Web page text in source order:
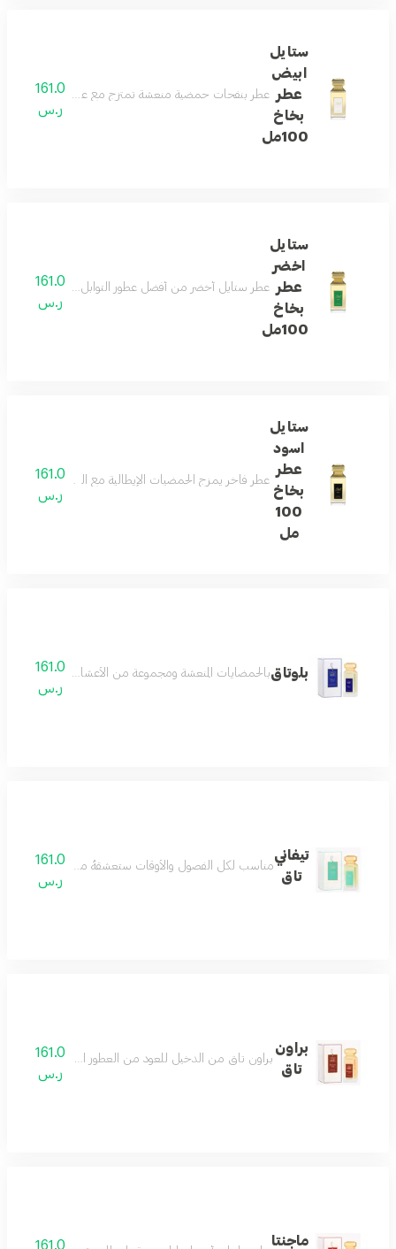
ستايل
ابيض
عطر
بخاخ
100مل
عطر بنفحات حمضية منعشة تمتزج مع عبير الأزهار الراقية
161.0
ر.س
ستايل
اخضر
عطر
بخاخ
100مل
عطر ستايل أخضر من أفضل عطور التوابل الممزوجه بالأزهار والمسك عالية الثيات ومنعشة الرائحة تأتيكم من الدخيل
161.0
ر.س
ستايل
اسود
عطر
بخاخ
100
مل
عطر فاخر يمزج الحمضيات الإيطالية مع التوابل الناعمة
161.0
ر.س
بلوتاقبالحمضايات المنعشة ومجموعة من الأعشاب العطريه حيث يعتبر من العطور العصريه الشرقيه التي تمنحك إطلالهُ
161.0
ر.س
تيفاني
تاق
مناسب لكل الفصول والأوقات ستعشقهُ من أول بخة مقدمة
161.0
ر.س
براون
تاق
براون تاق من الدخيل للعود من العطور الجلدية برائحة الجلد الممزوجه مع التوابل والاخشاب العطرية حيث يأتيكم بحجم 100مل بخاخ حيث يحتل البارغموت مع الفواكه مقدمة الهرم
161.0
ر.س
ماجنتا 161.0